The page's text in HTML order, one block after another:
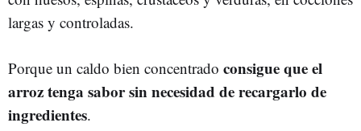
largas y controladas.
Porque un caldo bien concentrado consigue que el
arroz tenga sabor sin necesidad de recargarlo de
ingredientes.